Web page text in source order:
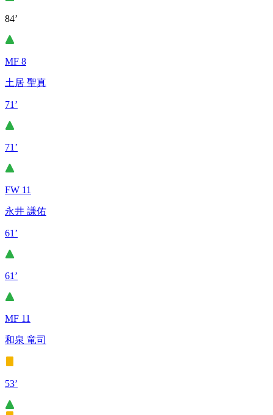
84’
MF 8
土居 聖真
71’
71’
FW 11
永井 謙佑
61’
61’
MF 11
和泉 竜司
53’